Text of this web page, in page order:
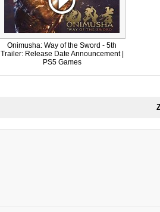
Onimusha: Way of the Sword - 5th
Trailer: Release Date Announcement |
PS5 Games